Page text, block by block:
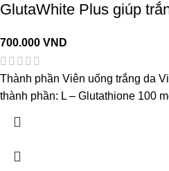
GlutaWhite Plus giúp
700.000VND
Thành phần Viên uống trắng da
thành phần: L – Glutathione 100